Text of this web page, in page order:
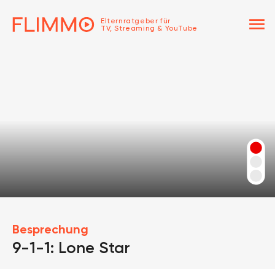
Elternratgeber für
TV, Streaming & YouTube
menu
Besprechung
9-1-1: Lone Star